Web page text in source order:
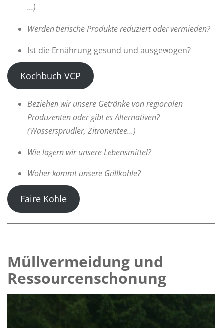
…)
Werden tierische Produkte reduziert oder vermieden?
Ist die Ernährung gesund und ausgewogen?
Kochbuch VCP
Beziehen wir unsere Getränke von regionalen
Produzenten oder gibt es Alternativen?
(Wassersprudler, Zitronentee…)
Wie lagern wir unsere Lebensmittel?
Woher kommt unsere Grillkohle?
Faire Kohle
Müllvermeidung und
Ressourcenschonung